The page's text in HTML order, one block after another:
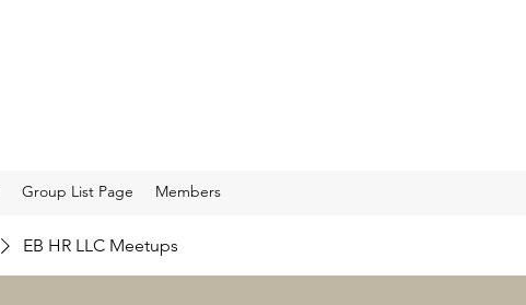
Group List Page Members
EB HR LLC Meetups